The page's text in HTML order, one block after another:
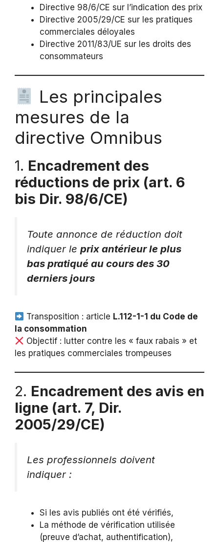
Directive 98/6/CE sur l’indication des prix
Directive 2005/29/CE sur les pratiques
commerciales déloyales
Directive 2011/83/UE sur les droits des
consommateurs
Les principales
mesures de la
directive Omnibus
1. Encadrement des
réductions de prix (art. 6
bis Dir. 98/6/CE)
Toute annonce de réduction doit
indiquer le prix antérieur le plus
bas pratiqué au cours des 30
derniers jours
Transposition : article L.112-1-1 du Code de
la consommation
Objectif : lutter contre les « faux rabais » et
les pratiques commerciales trompeuses
2. Encadrement des avis en
ligne (art. 7, Dir.
2005/29/CE)
Les professionnels doivent
indiquer :
Si les avis publiés ont été vérifiés,
La méthode de vérification utilisée
(preuve d’achat, authentification),